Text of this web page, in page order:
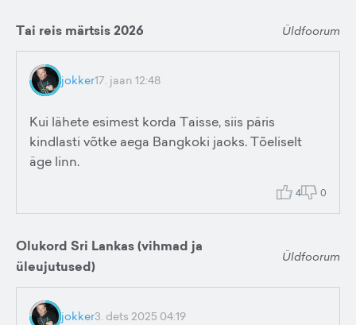
Tai reis märtsis 2026 Üldfoorum
jokker17. jaan 12:48
Kui lähete esimest korda Taisse, siis päris
kindlasti võtke aega Bangkoki jaoks. Tõeliselt
äge linn.
4 0
Olukord Sri Lankas (vihmad ja
üleujutused)
Üldfoorum
jokker3. dets 2025 04:19